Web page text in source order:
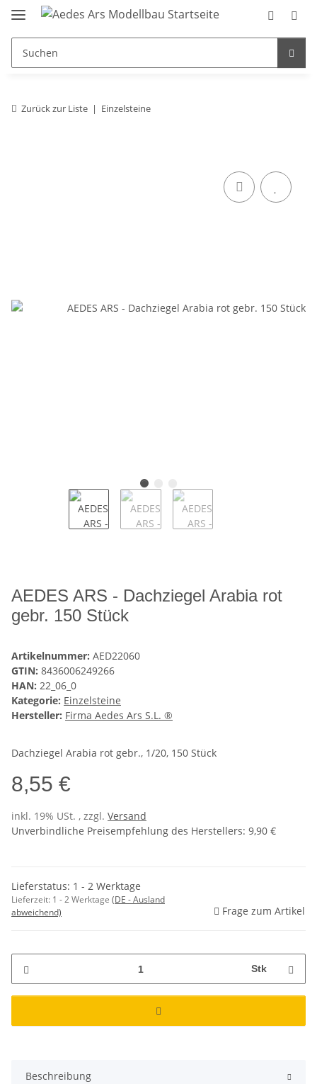
Zurück zur Liste Einzelsteine
AEDES ARS - Dachziegel Arabia rot
gebr. 150 Stück
Artikelnummer: AED22060
GTIN: 8436006249266
HAN: 22_06_0
Kategorie: Einzelsteine
Hersteller: Firma Aedes Ars S.L. ®
Dachziegel Arabia rot gebr., 1/20, 150 Stück
8,55 €
inkl. 19% USt. , zzgl. Versand
Unverbindliche Preisempfehlung des Herstellers: 9,90 €
Lieferstatus: 1 - 2 Werktage
Lieferzeit: 1 - 2 Werktage (DE - Ausland
abweichend)
Frage zum Artikel
Stk
Beschreibung